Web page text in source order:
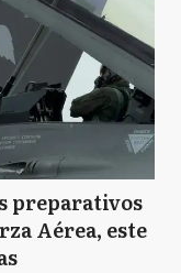
preparativos
Aérea, este